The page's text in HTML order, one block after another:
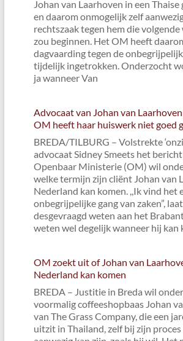
Johan van Laarhoven in een Thaise
en daarom onmogelijk zelf
rechtszaak tegen hem die volgende
zou beginnen. Het OM heeft
dagvaarding tegen de
tijdelijk ingetrokken. Onderzocht
ja wanneer Van
Advocaat van Johan van
OM heeft haar huiswerk niet goed
BREDA/TILBURG – Volstrekte
advocaat Sidney Smeets het
Openbaar Ministerie (OM) wil
welke termijn zijn cliënt Johan van
Nederland kan komen. ,,Ik vind het
onbegrijpelijke gang van zaken”,
desgevraagd weten aan het
weten wel degelijk wanneer hij kan
OM zoekt uit of Johan van
Nederland kan komen
BREDA – Justitie in Breda wil
voormalig coffeeshopbaas Johan
van The Grass Company, die een
uitzit in Thailand, zelf bij zijn